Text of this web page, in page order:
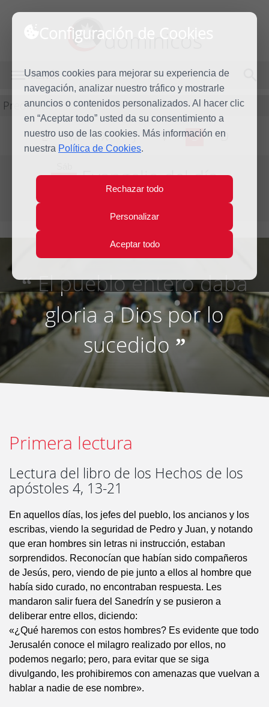
Configuración de Cookies
Usamos cookies para mejorar su experiencia de
navegación, analizar nuestro tráfico y mostrarle
anuncios o contenidos personalizados. Al hacer clic
en “Aceptar todo” usted da su consentimiento a
nuestro uso de las cookies. Más información en
nuestra Política de Cookies.
Rechazar todo
Personalizar
Aceptar todo
dominicos
MENÚ
Predicación
L M X J V S D
6 Evangelio del día
“El pueblo entero daba
gloria a Dios por lo
sucedido ”
Primera lectura
Lectura del libro de los Hechos de los
apóstoles 4, 13-21
En aquellos días, los jefes del pueblo, los ancianos y los
escribas, viendo la seguridad de Pedro y Juan, y notando
que eran hombres sin letras ni instrucción, estaban
sorprendidos. Reconocían que habían sido compañeros
de Jesús, pero, viendo de pie junto a ellos al hombre que
había sido curado, no encontraban respuesta. Les
mandaron salir fuera del Sanedrín y se pusieron a
deliberar entre ellos, diciendo:
«¿Qué haremos con estos hombres? Es evidente que todo
Jerusalén conoce el milagro realizado por ellos, no
podemos negarlo; pero, para evitar que se siga
divulgando, les prohibiremos con amenazas que vuelvan a
hablar a nadie de ese nombre».